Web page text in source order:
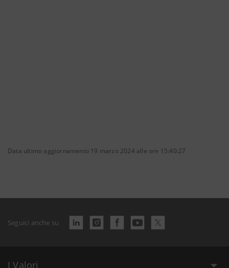
Data ultimo aggiornamento 19 marzo 2024 alle ore 15:40:27
Seguici anche su
I Valori